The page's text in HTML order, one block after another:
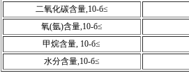
二氧化碳含量,10-б≤
氧(氩)含量,10-б≤
甲烷含量, 10-б≤
水分含量,10-б≤